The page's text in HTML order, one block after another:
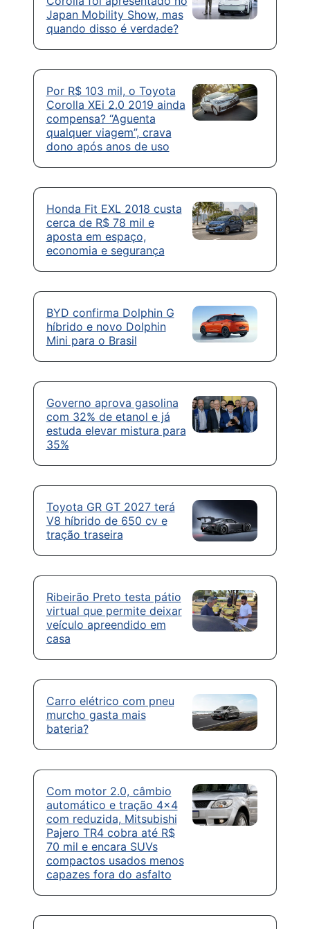
Japan Mobility Show, mas
quando disso é verdade?
Por R$ 103 mil, o Toyota
Corolla XEi 2.0 2019 ainda
compensa? “Aguenta
qualquer viagem”, crava
dono após anos de uso
Honda Fit EXL 2018 custa
cerca de R$ 78 mil e
aposta em espaço,
economia e segurança
BYD confirma Dolphin G
híbrido e novo Dolphin
Mini para o Brasil
Governo aprova gasolina
com 32% de etanol e já
estuda elevar mistura para
35%
Toyota GR GT 2027 terá
V8 híbrido de 650 cv e
tração traseira
Ribeirão Preto testa pátio
virtual que permite deixar
veículo apreendido em
casa
Carro elétrico com pneu
murcho gasta mais
bateria?
Com motor 2.0, câmbio
automático e tração 4×4
com reduzida, Mitsubishi
Pajero TR4 cobra até R$
70 mil e encara SUVs
compactos usados menos
capazes fora do asfalto